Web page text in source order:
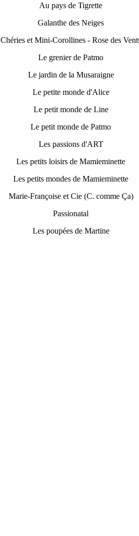
Au pays de Tigrette
Galanthe des Neiges
Chéries et Mini-Corollines - Rose des
Le grenier de Patmo
Le jardin de la Musaraigne
Le petite monde d'Alice
Le petit monde de Line
Le petit monde de Patmo
Les passions d'ART
Les petits loisirs de Mamieminette
Les petits mondes de Mamieminette
Marie-Françoise et Cie (C. comme Ça)
Passionatal
Les poupées de Martine